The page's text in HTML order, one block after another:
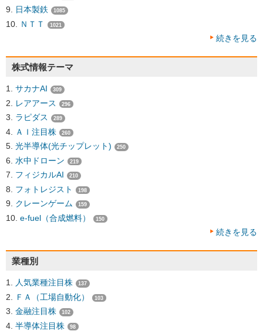
日本製鉄 1085
ＮＴＴ 1021
続きを見る
株式情報テーマ
サカナAI 309
レアアース 296
ラピダス 289
ＡＩ注目株 260
光半導体(光チップレット) 250
水中ドローン 219
フィジカルAI 210
フォトレジスト 198
クレーンゲーム 159
e-fuel（合成燃料） 150
続きを見る
業種別
人気業種注目株 137
ＦＡ（工場自動化） 103
金融注目株 102
半導体注目株 98